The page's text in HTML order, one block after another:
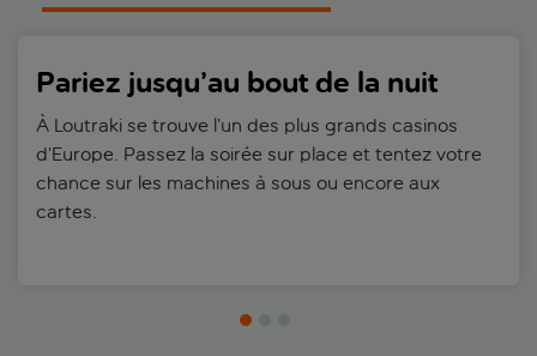
Pariez jusqu’au bout de la nuit
À Loutraki se trouve l’un des plus grands casinos
d’Europe. Passez la soirée sur place et tentez votre
chance sur les machines à sous ou encore aux
cartes.